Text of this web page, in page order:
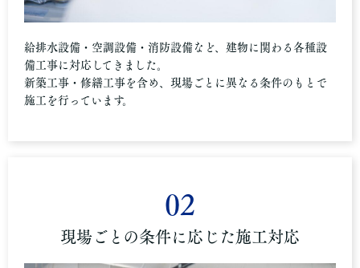
給排水設備・空調設備・消防設備など、建物に関わる各種設
備工事に対応してきました。
新築工事・修繕工事を含め、現場ごとに異なる条件のもとで
施工を行っています。
02
現場ごとの条件に応じた施工対応